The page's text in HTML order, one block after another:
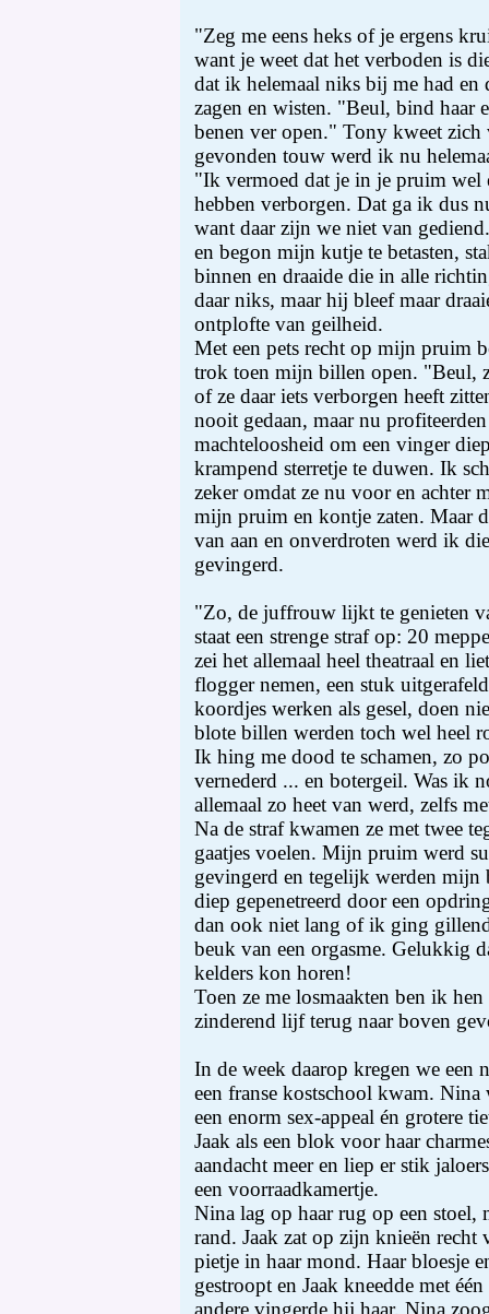
"Zeg me eens heks of je ergens
want je weet dat het verboden is
dat ik helemaal niks bij me had en
zagen en wisten. "Beul, bind haar
benen ver open." Tony kweet zich
gevonden touw werd ik nu
"Ik vermoed dat je in je pruim wel
hebben verborgen. Dat ga ik dus
want daar zijn we niet van
en begon mijn kutje te betasten,
binnen en draaide die in alle
daar niks, maar hij bleef maar
ontplofte van geilheid.
Met een pets recht op mijn pruim
trok toen mijn billen open. "Beul,
of ze daar iets verborgen heeft
nooit gedaan, maar nu
machteloosheid om een vinger
krampend sterretje te duwen. Ik
zeker omdat ze nu voor en achter
mijn pruim en kontje zaten. Maar
van aan en onverdroten werd ik
gevingerd.
"Zo, de juffrouw lijkt te genieten
staat een strenge straf op: 20
zei het allemaal heel theatraal en
flogger nemen, een stuk
koordjes werken als gesel, doen
blote billen werden toch wel heel
Ik hing me dood te schamen, zo
vernederd ... en botergeil. Was ik
allemaal zo heet van werd, zelfs
Na de straf kwamen ze met twee
gaatjes voelen. Mijn pruim werd
gevingerd en tegelijk werden mijn
diep gepenetreerd door een
dan ook niet lang of ik ging
beuk van een orgasme. Gelukkig
kelders kon horen!
Toen ze me losmaakten ben ik
zinderend lijf terug naar boven
In de week daarop kregen we een
een franse kostschool kwam. Nina
een enorm sex-appeal én grotere
Jaak als een blok voor haar
aandacht meer en liep er stik
een voorraadkamertje.
Nina lag op haar rug op een stoel,
rand. Jaak zat op zijn knieën
pietje in haar mond. Haar bloesje
gestroopt en Jaak kneedde met
andere vingerde hij haar. Nina